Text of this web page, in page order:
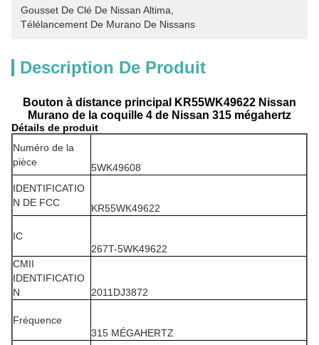
Gousset De Clé De Nissan Altima
Télélancement De Murano De Nissans
Description De Produit
Bouton à distance principal KR55WK49622 Nissan
Murano de la coquille 4 de Nissan 315 mégahertz
Détails de produit
Numéro de la
pièce
5WK49608
IDENTIFICATIO
N DE FCC
KR55WK49622
IC
267T-5WK49622
CMII
IDENTIFICATIO
N
2011DJ3872
Fréquence
315 MÉGAHERTZ